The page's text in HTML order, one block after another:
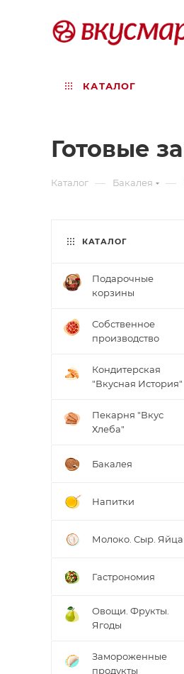
КАТАЛОГ
Готовые
Каталог — Бакалея —
КАТАЛОГ
Подарочные
корзины
Собственное
производство
Кондитерская
"Вкусная История"
Пекарня "Вкус
Хлеба"
Бакалея
Напитки
Молоко. Сыр. Яйца
Гастрономия
Овощи. Фрукты.
Ягоды
Замороженные
продукты